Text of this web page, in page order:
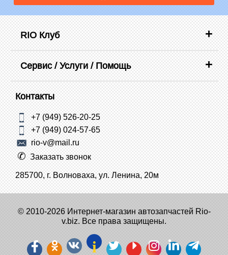
RIO Клуб
Сервис / Услуги / Помощь
Контакты
+7 (949) 526-20-25
+7 (949) 024-57-65
rio-v@mail.ru
Заказать звонок
285700, г. Волноваха, ул. Ленина, 20м
© 2010-2026 Интернет-магазин автозапчастей Rio-
v.biz. Все права защищены.
i